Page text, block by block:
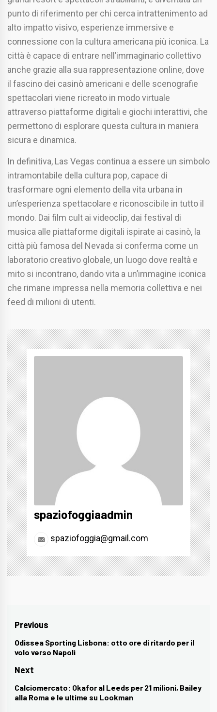
punto di riferimento per chi cerca intrattenimento ad
alto impatto visivo, esperienze immersive e
connessione con la cultura americana più iconica. La
città è capace di entrare nell’immaginario collettivo
anche grazie alla sua rappresentazione online, dove
il fascino dei casinò americani e delle scenografie
spettacolari viene ricreato in modo virtuale
attraverso piattaforme digitali e giochi interattivi, che
permettono di esplorare questa cultura in maniera
sicura e dinamica.
In definitiva, Las Vegas continua a essere un simbolo
intramontabile della cultura pop, capace di
trasformare ogni elemento della vita urbana in
un’esperienza spettacolare e riconoscibile in tutto il
mondo. Dai film cult ai videoclip, dai festival di
musica alle piattaforme digitali ispirate ai casinò, la
città più famosa del Nevada si conferma come un
laboratorio creativo globale, un luogo dove realtà e
mito si incontrano, dando vita a un’immagine iconica
che rimane impressa nella memoria collettiva e nei
feed di milioni di utenti.
spaziofoggiaadmin
spaziofoggia@gmail.com
Navigazione
articoli
Previous
Previous
post:
Odissea Sporting Lisbona: otto ore di ritardo per il
volo verso Napoli
Next
Next
post:
Calciomercato: Okafor al Leeds per 21 milioni, Bailey
alla Roma e le ultime su Lookman